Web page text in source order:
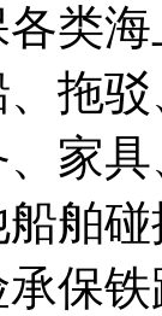
类
拖
家
舶
保